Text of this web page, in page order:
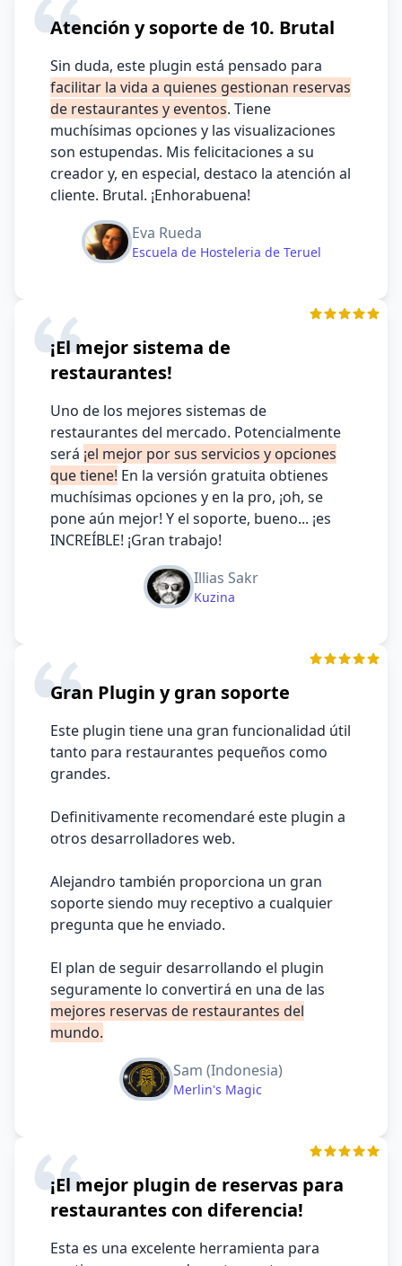
Atención y soporte de 10. Brutal
Sin duda, este plugin está pensado para
facilitar la vida a quienes gestionan reservas
de restaurantes y eventos. Tiene
muchísimas opciones y las visualizaciones
son estupendas. Mis felicitaciones a su
creador y, en especial, destaco la atención al
cliente. Brutal. ¡Enhorabuena!
Eva Rueda
Escuela de Hosteleria de Teruel
¡El mejor sistema de
restaurantes!
Uno de los mejores sistemas de
restaurantes del mercado. Potencialmente
será ¡el mejor por sus servicios y opciones
que tiene! En la versión gratuita obtienes
muchísimas opciones y en la pro, ¡oh, se
pone aún mejor! Y el soporte, bueno... ¡es
INCREÍBLE! ¡Gran trabajo!
Illias Sakr
Kuzina
Gran Plugin y gran soporte
Este plugin tiene una gran funcionalidad útil
tanto para restaurantes pequeños como
grandes.
Definitivamente recomendaré este plugin a
otros desarrolladores web.
Alejandro también proporciona un gran
soporte siendo muy receptivo a cualquier
pregunta que he enviado.
El plan de seguir desarrollando el plugin
seguramente lo convertirá en una de las
mejores reservas de restaurantes del
mundo.
Sam (Indonesia)
Merlin's Magic
¡El mejor plugin de reservas para
restaurantes con diferencia!
Esta es una excelente herramienta para